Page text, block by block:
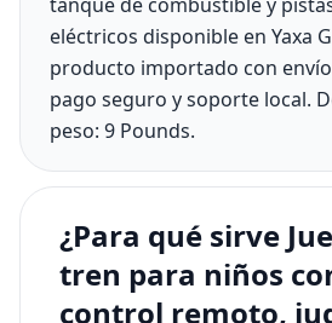
eléctricos disponible en Yaxa
producto importado con
pago seguro y soporte local.
peso: 9 Pounds.
¿Para qué sirve
tren para niños
control remoto,